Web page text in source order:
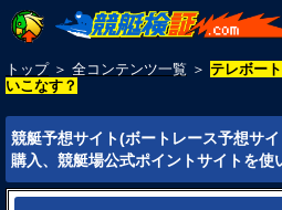
トップ ＞ 全コンテンツ一覧 ＞ テレボー
いこなす？
競艇予想サイト(ボートレース予想サ
購入、競艇場公式ポイントサイトを使